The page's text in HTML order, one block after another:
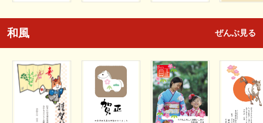
和風 ぜんぶ見る